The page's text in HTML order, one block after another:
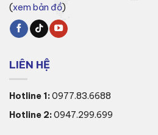
(xem bản đồ)
LIÊN HỆ
Hotline 1:0977.83.6688
Hotline 2:0947.299.699